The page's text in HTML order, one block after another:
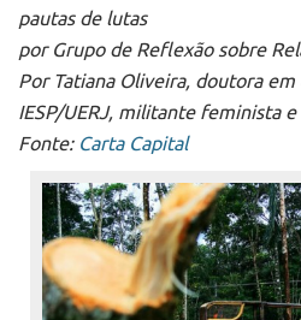
pautas de lutas
por Grupo de Reflexão sobre
Por Tatiana Oliveira, doutora em
IESP/UERJ, militante feminista
Fonte: Carta Capital